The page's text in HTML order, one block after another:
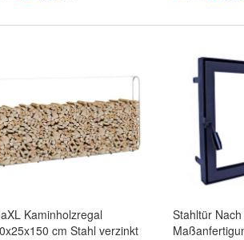
Kaminholzregal
cm Stahl verzinkt
Stahltür